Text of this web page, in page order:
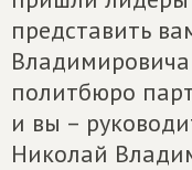
представить
Владимировича
политбюро
и вы –
Николай